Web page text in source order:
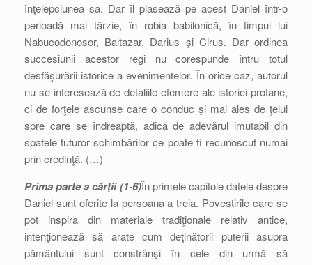
înţelepciunea sa. Dar îl plasează pe acest Daniel într-o
perioadă mai târzie, în robia babilonică, în timpul lui
Nabucodonosor, Baltazar, Darius şi Cirus. Dar ordinea
succesiunii acestor regi nu corespunde întru totul
desfăşurării istorice a evenimentelor. În orice caz, autorul
nu se interesează de detaliile efemere ale istoriei profane,
ci de forţele ascunse care o conduc şi mai ales de ţelul
spre care se îndreaptă, adică de adevărul imutabil din
spatele tuturor schimbărilor ce poate fi recunoscut numai
prin credinţă. (…)
Prima parte a cărţii (1-6)În primele capitole datele despre
Daniel sunt oferite la persoana a treia. Povestirile care se
pot inspira din materiale tradiţionale relativ antice,
intenţionează să arate cum deţinătorii puterii asupra
pământului sunt constrânşi în cele din urmă să